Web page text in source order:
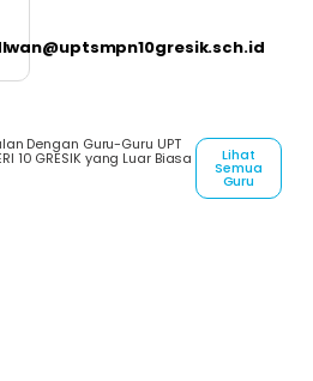
Dengan Guru-Guru UPT
10 GRESIK yang Luar Biasa Lihat
Semua
Guru